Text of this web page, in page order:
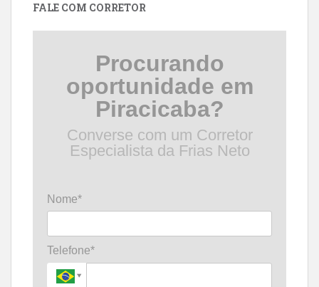
FALE COM CORRETOR
Procurando
oportunidade em
Piracicaba?
Converse com um Corretor
Especialista da Frias Neto
Nome*
Telefone*